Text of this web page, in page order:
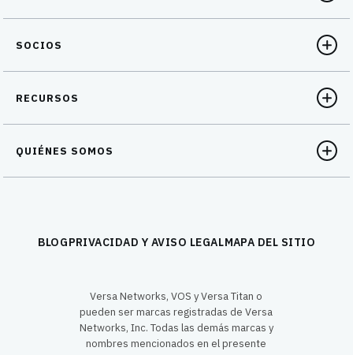
SOCIOS
RECURSOS
QUIÉNES SOMOS
BLOGPRIVACIDAD Y AVISO LEGALMAPA DEL SITIO
Versa Networks, VOS y Versa Titan o
pueden ser marcas registradas de Versa
Networks, Inc. Todas las demás marcas y
nombres mencionados en el presente